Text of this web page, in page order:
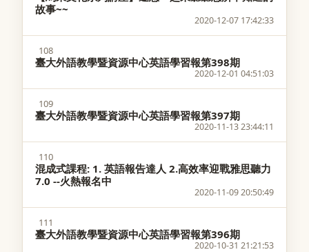
故事~~
2020-12-07 17:42:33
108
臺大外語教學暨資源中心英語學習報第398期
2020-12-01 04:51:03
109
臺大外語教學暨資源中心英語學習報第397期
2020-11-13 23:44:11
110
混成式課程: 1. 英語報告達人 2.高效率迎戰雅思聽力
7.0 --火熱報名中
2020-11-09 20:50:49
111
臺大外語教學暨資源中心英語學習報第396期
2020-10-31 21:21:53